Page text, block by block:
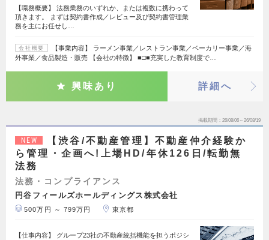
【職務概要】 法務業務のいずれか、または複数に携わって
頂きます。 まずは契約書作成／レビュー及び契約書管理業
務を主にお任せし…
会社概要
【事業内容】 ラーメン事業／レストラン事業／ベーカリー事業／海
外事業／食品製造・販売 【会社の特徴】 ■□■充実した教育制度で…
興味あり 詳細へ
掲載期間 26/08/06～26/08/19
NEW
【渋谷/不動産管理】不動産仲介経験か
ら管理・企画へ!上場HD/年休126日/転勤無
法務
法務・コンプライアンス
円谷フィールズホールディングス株式会社
500万円 ～ 799万円 東京都
【仕事内容】 グループ23社の不動産統括機能を担うポジシ